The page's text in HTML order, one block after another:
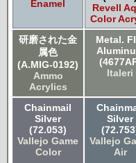
Enamel
Revell
Color
研磨された金
属色
(A.MIG-0192)
Ammo
Acrylics
Metal.
Italeri
Chainmail
Silver
(72.053)
Vallejo Game
Color
Silver
Vallejo
Air